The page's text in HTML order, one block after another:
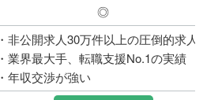
◎
・非公開求人30万件以上の圧倒的求人
・業界最大手、転職支援No.1の実績
・年収交渉が強い